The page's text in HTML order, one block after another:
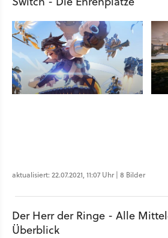
aktualisiert: 22.07.2021, 11:07 Uhr | 8 Bilder
Der Herr der Ringe - Alle
Überblick